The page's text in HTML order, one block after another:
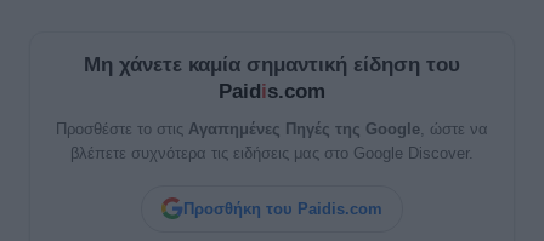
Μη χάνετε καμία σημαντική είδηση του
Paidis.com
Προσθέστε το στις Αγαπημένες Πηγές της Google , ώστε να
βλέπετε συχνότερα τις ειδήσεις μας στο Google Discover.
Προσθήκη του Paidis.com